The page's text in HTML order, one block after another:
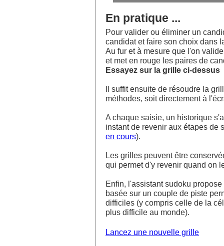
En pratique ...
Pour valider ou éliminer un
candidat et faire son choix dans
Au fur et à mesure que l'on
et met en rouge les paires de
Essayez sur la grille ci-dessus
Il suffit ensuite de résoudre la
méthodes, soit directement à
A chaque saisie, un historique
instant de revenir aux étapes de
en cours).
Les grilles peuvent être
qui permet d'y revenir quand on
Enfin, l'assistant sudoku
basée sur un couple de piste
difficiles (y compris celle de la
plus difficile au monde).
Lancez une nouvelle grille